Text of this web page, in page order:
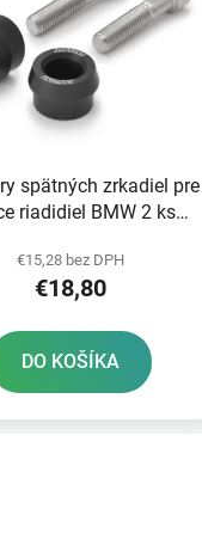
spätných zrkadiel pre
riadidiel BMW 2 ks
€15,28 bez DPH
€18,80
DO KOŠÍKA